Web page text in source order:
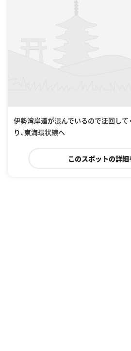
伊勢湾岸道が混んでいるので迂回し
り、東海環状線へ
このスポットの詳細